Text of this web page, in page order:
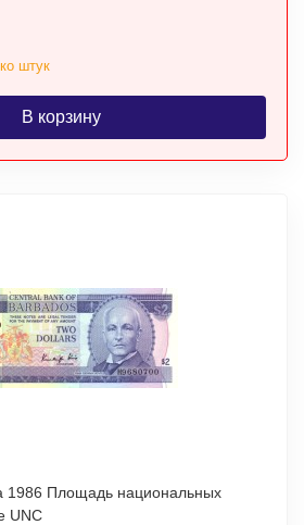
штук
В корзину
1986 Площадь национальных
героев в Бриджтауне UNC